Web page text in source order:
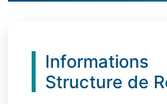
Structure de